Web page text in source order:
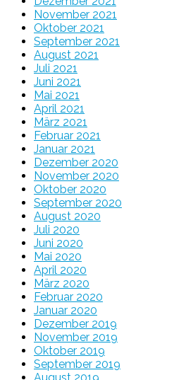
November 2021
Oktober 2021
September 2021
August 2021
Juli 2021
Juni 2021
Mai 2021
April 2021
März 2021
Februar 2021
Januar 2021
Dezember 2020
November 2020
Oktober 2020
September 2020
August 2020
Juli 2020
Juni 2020
Mai 2020
April 2020
März 2020
Februar 2020
Januar 2020
Dezember 2019
November 2019
Oktober 2019
September 2019
August 2019